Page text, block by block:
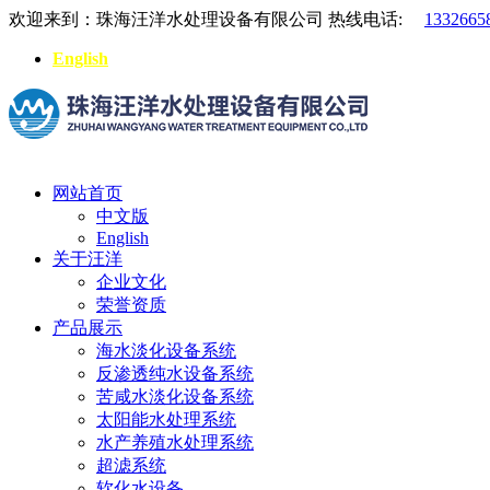
欢迎来到：珠海汪洋水处理设备有限公司 热线电话:
English
网站首页
中文版
English
关于汪洋
企业文化
荣誉资质
产品展示
海水淡化设备系统
反渗透纯水设备系统
苦咸水淡化设备系统
太阳能水处理系统
水产养殖水处理系统
超滤系统